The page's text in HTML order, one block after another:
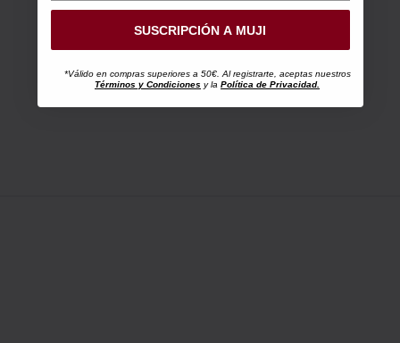
SUSCRIPCIÓN A MUJI
*Válido en compras superiores a 50€. Al registrarte, aceptas nuestros
Términos y Condiciones y la Política de Privacidad.